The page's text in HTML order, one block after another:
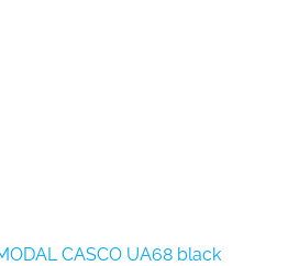
CASCO UA68 black